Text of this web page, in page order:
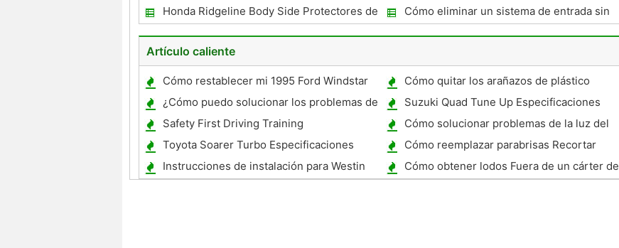
un Saturn SL
Honda Ridgeline Body Side Protectores de
instalación
Cómo eliminar un sistema de entrada sin
llave en un Honda Accord 2003
Artículo caliente
Cómo restablecer mi 1995 Ford Windstar
ABS Light
Cómo quitar los arañazos de plástico
Chrome
¿Cómo puedo solucionar los problemas de
la luz del motor en un 1993 Mazda 626?
Suzuki Quad Tune Up Especificaciones
Safety First Driving Training
Cómo solucionar problemas de la luz del
motor en una Silverado 1989
Toyota Soarer Turbo Especificaciones
Cómo reemplazar parabrisas Recortar
Instrucciones de instalación para Westin
Nerf Bars
Cómo obtener lodos Fuera de un cárter de
aceite